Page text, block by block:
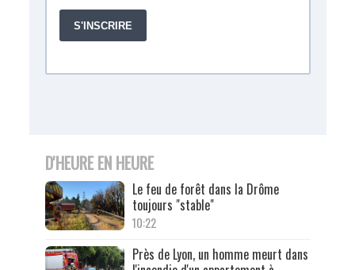
D'HEURE EN HEURE
Le feu de forêt dans la Drôme
toujours "stable"
10:22
Près de Lyon, un homme meurt dans